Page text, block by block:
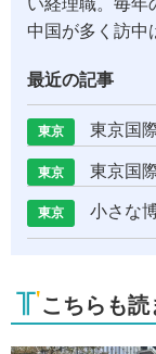
い経理職。毎年
中国が多く訪中
最近の記事
東京 東京国
東京 東京国
東京 小さな
こちらも